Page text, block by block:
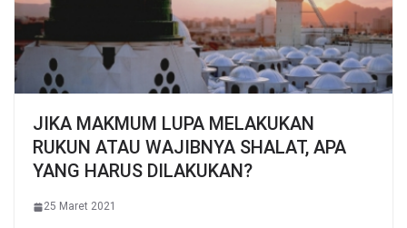
JIKA MAKMUM LUPA MELAKUKAN
RUKUN ATAU WAJIBNYA SHALAT, APA
YANG HARUS DILAKUKAN?
25 Maret 2021